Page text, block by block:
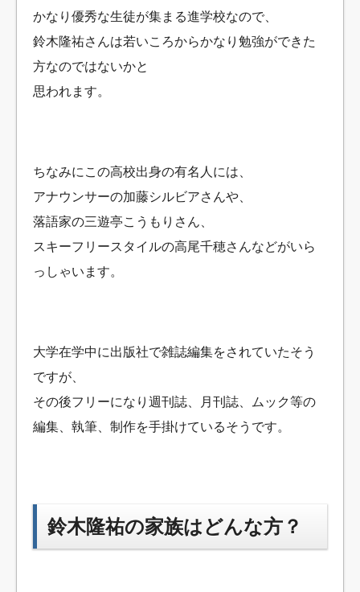
かなり優秀な生徒が集まる進学校なので、
鈴木隆祐さんは若いころからかなり勉強ができた
方なのではないかと
思われます。
ちなみにこの高校出身の有名人には、
アナウンサーの加藤シルビアさんや、
落語家の三遊亭こうもりさん、
スキーフリースタイルの高尾千穂さんなどがいら
っしゃいます。
大学在学中に出版社で雑誌編集をされていたそう
ですが、
その後フリーになり週刊誌、月刊誌、ムック等の
編集、執筆、制作を手掛けているそうです。
鈴木隆祐の家族はどんな方？